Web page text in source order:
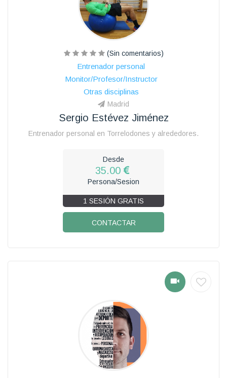
(Sin comentarios)
Entrenador personal
Monitor/Profesor/Instructor
Otras disciplinas
Madrid
Sergio Estévez Jiménez
Entrenador personal en Torrelodones y alrededores.
Desde
35.00
Persona/Sesion
1 SESIÓN GRATIS
CONTACTAR